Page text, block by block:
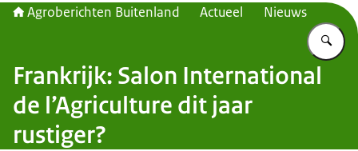
Agroberichten Buitenland Actueel Nieuws
Frankrijk: Salon International
de l’Agriculture dit jaar
rustiger?